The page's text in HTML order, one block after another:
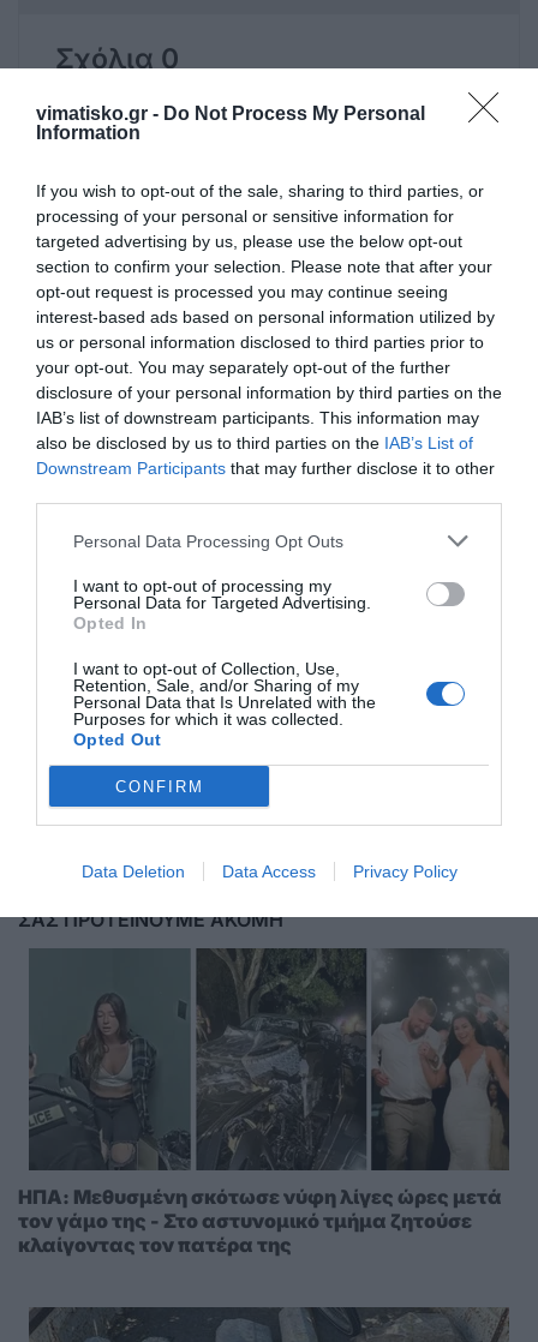
vimatisko.gr - Do Not Process My Personal
Information
If you wish to opt-out of the sale, sharing to third parties, or
processing of your personal or sensitive information for
targeted advertising by us, please use the below opt-out
section to confirm your selection. Please note that after your
opt-out request is processed you may continue seeing
interest-based ads based on personal information utilized by
us or personal information disclosed to third parties prior to
your opt-out. You may separately opt-out of the further
disclosure of your personal information by third parties on the
IAB’s list of downstream participants. This information may
also be disclosed by us to third parties on the IAB’s List of
Downstream Participants that may further disclose it to other
Personal Data Processing Opt Outs
I want to opt-out of processing my
Personal Data for Targeted Advertising.
Opted In
I want to opt-out of Collection, Use,
Retention, Sale, and/or Sharing of my
Personal Data that Is Unrelated with the
Purposes for which it was collected.
Opted Out
CONFIRM
Data Deletion Data Access Privacy Policy
Σχόλια 0
Πρόσθεσε ένα σχόλιο
ΟΝΟΜΑ
ΣΧΟΛΙΟ
Αποστολή
ΣΑΣ ΠΡΟΤΕΙΝΟΥΜΕ ΑΚΟΜΗ
ΗΠΑ: Μεθυσμένη σκότωσε νύφη λίγες ώρες μετά
τον γάμο της - Στο αστυνομικό τμήμα ζητούσε
κλαίγοντας τον πατέρα της